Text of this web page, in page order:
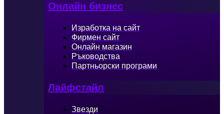
Онлайн бизнес
Изработка на сайт
Фирмен сайт
Онлайн магазин
Ръководства
Партньорски програми
Лайфстайл
Звезди